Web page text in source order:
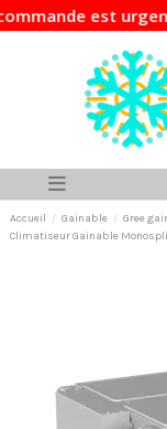
Accueil Gainable Gree
Climatiseur Gainable Monosplit